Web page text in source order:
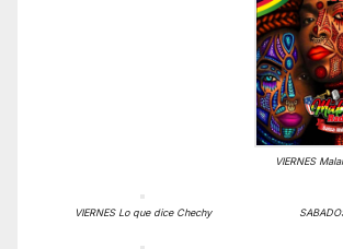
VIERNES
VIERNES Lo que dice Chechy